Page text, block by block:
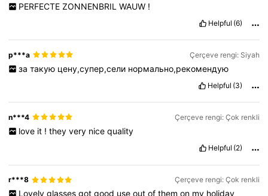
PERFECTE ZONNENBRIL WAUW !
Helpful (6)
p***a Çerçeve rengi: Siyah
за такую цену,супер,сели нормально,рекомендую
Helpful (3)
n***4 Çerçeve rengi: Çok renkli
love it ! they very nice quality
Helpful (2)
r***8 Çerçeve rengi: Çok renkli
Lovely glasses got good use out of them on my holiday